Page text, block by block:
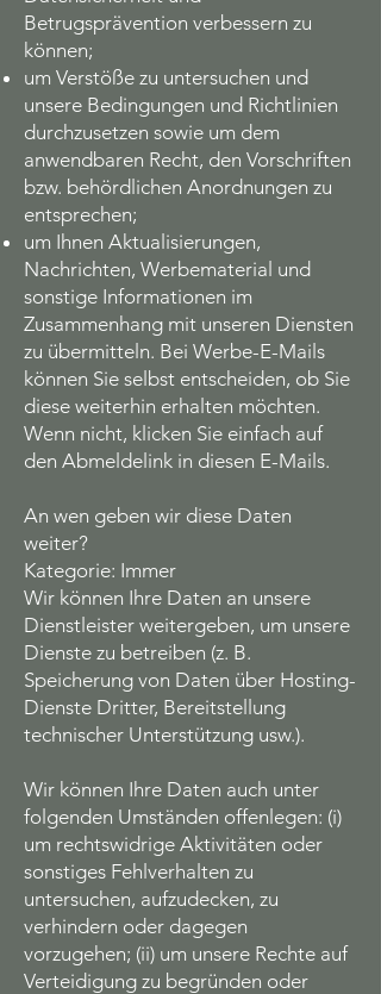
Betrugsprävention verbessern zu
können;
um Verstöße zu untersuchen und
unsere Bedingungen und Richtlinien
durchzusetzen sowie um dem
anwendbaren Recht, den Vorschriften
bzw. behördlichen Anordnungen zu
entsprechen;
um Ihnen Aktualisierungen,
Nachrichten, Werbematerial und
sonstige Informationen im
Zusammenhang mit unseren Diensten
zu übermitteln. Bei Werbe-E-Mails
können Sie selbst entscheiden, ob Sie
diese weiterhin erhalten möchten.
Wenn nicht, klicken Sie einfach auf
den Abmeldelink in diesen E-Mails.
An wen geben wir diese Daten
weiter?
Kategorie: Immer
Wir können Ihre Daten an unsere
Dienstleister weitergeben, um unsere
Dienste zu betreiben (z. B.
Speicherung von Daten über Hosting-
Dienste Dritter, Bereitstellung
technischer Unterstützung usw.).
Wir können Ihre Daten auch unter
folgenden Umständen offenlegen: (i)
um rechtswidrige Aktivitäten oder
sonstiges Fehlverhalten zu
untersuchen, aufzudecken, zu
verhindern oder dagegen
vorzugehen; (ii) um unsere Rechte auf
Verteidigung zu begründen oder